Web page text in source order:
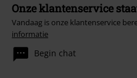
Onze klantenservice
Vandaag is onze klantenservice
informatie
Begin chat